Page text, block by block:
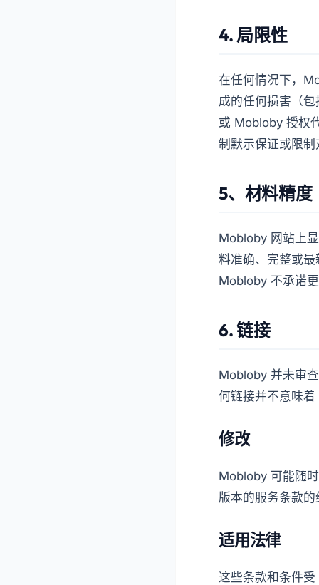
4. 局限性
在任何情况下，
成的任何损害（
或 Mobloby 授权
制默示保证或限
5、材料精度
Mobloby 网站上
料准确、完整或
Mobloby 不承诺
6. 链接
Mobloby 并未审
何链接并不意味
修改
Mobloby 可能随
版本的服务条款的
适用法律
这些条款和条件